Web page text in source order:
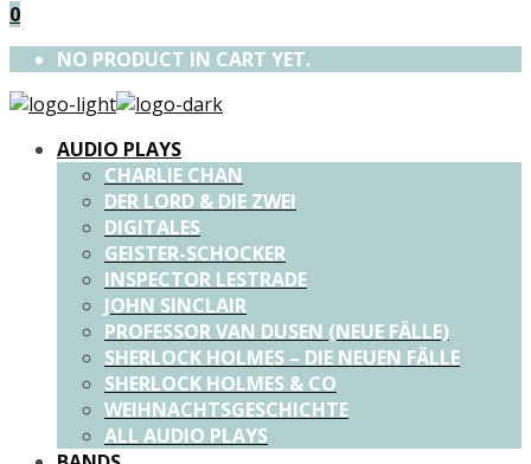
0
NO PRODUCT IN CART YET.
AUDIO PLAYS
CHARLIE CHAN
DER LORD & DIE ZWEI
DIGITALES
GEISTER-SCHOCKER
INSPECTOR LESTRADE
JOHN SINCLAIR
PROFESSOR VAN DUSEN (NEUE FÄLLE)
SHERLOCK HOLMES – DIE NEUEN FÄLLE
SHERLOCK HOLMES & CO
WEIHNACHTSGESCHICHTE
ALL AUDIO PLAYS